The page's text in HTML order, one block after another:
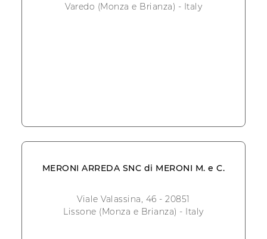
Varedo (Monza e Brianza) - Italy
MERONI ARREDA SNC di MERONI M. e C.
Viale Valassina, 46 - 20851
Lissone (Monza e Brianza) - Italy